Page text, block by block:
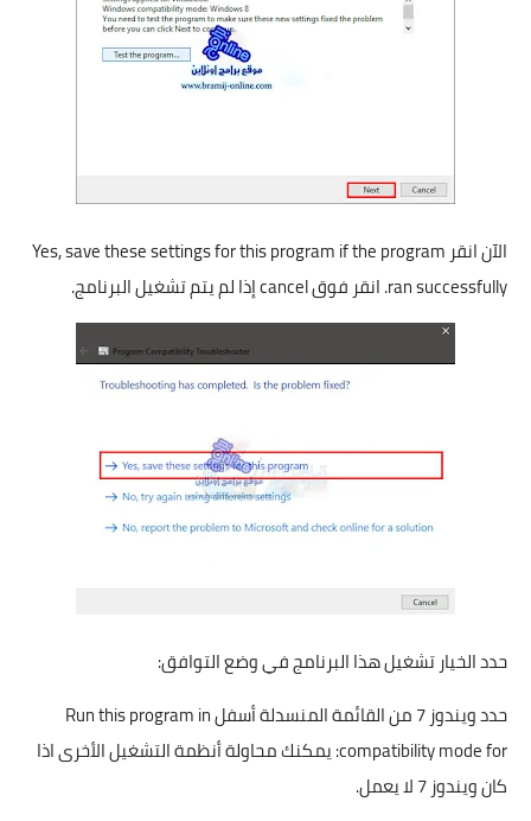
الآن انقر Yes, save these settings for this program if the program
ran successfully. انقر فوق cancel إذا لم يتم تشغيل البرنامج.
حدد الخيار تشغيل هذا البرنامج في وضع التوافق:
حدد ويندوز 7 من القائمة المنسدلة أسفل Run this program in
compatibility mode for: يمكنك محاولة أنظمة التشغيل الأخرى اذا
كان ويندوز 7 لا يعمل.